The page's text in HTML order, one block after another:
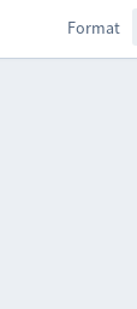
Format